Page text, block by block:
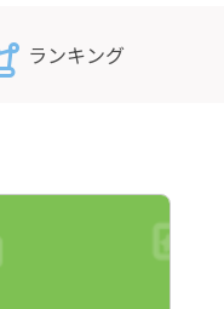
ランキング